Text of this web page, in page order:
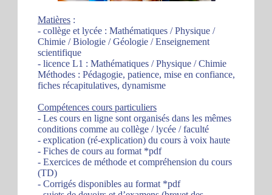
Matières :
- collège et lycée : Mathématiques / Physique /
Chimie / Biologie / Géologie / Enseignement
scientifique
- licence L1 : Mathématiques / Physique / Chimie
Méthodes : Pédagogie, patience, mise en confiance,
fiches récapitulatives, dynamisme
Compétences cours particuliers
- Les cours en ligne sont organisés dans les mêmes
conditions comme au collège / lycée / faculté
- explication (ré-explication) du cours à voix haute
- Fiches de cours au format *pdf
- Exercices de méthode et compréhension du cours
(TD)
- Corrigés disponibles au format *pdf